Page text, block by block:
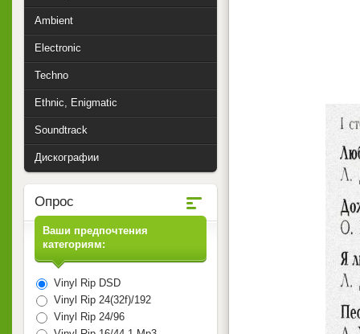
Ambient
Electronic
Techno
Ethnic, Enigmatic
Soundtrack
Дискографии
Опрос
Ваши предпочтения
категориям:
Vinyl Rip DSD
Vinyl Rip 24(32f)/192
Vinyl Rip 24/96